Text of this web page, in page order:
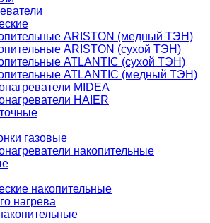
ARISTON (медный ТЭН)
ARISTON (сухой ТЭН)
ATLANTIC (сухой ТЭН)
ATLANTIC (медный ТЭН)
MIDEA
HAIER
газовые
накопительные
накопительные
нагрева